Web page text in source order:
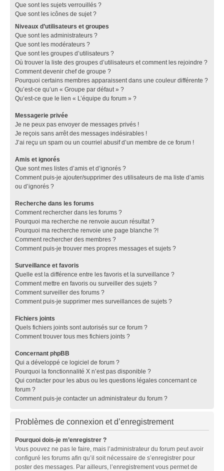
Que sont les sujets verrouillés ?
Que sont les icônes de sujet ?
Niveaux d’utilisateurs et groupes
Que sont les administrateurs ?
Que sont les modérateurs ?
Que sont les groupes d’utilisateurs ?
Où trouver la liste des groupes d’utilisateurs et comment les rejoindre ?
Comment devenir chef de groupe ?
Pourquoi certains membres apparaissent dans une couleur différente ?
Qu’est-ce qu’un « Groupe par défaut » ?
Qu’est-ce que le lien « L’équipe du forum » ?
Messagerie privée
Je ne peux pas envoyer de messages privés !
Je reçois sans arrêt des messages indésirables !
J’ai reçu un spam ou un courriel abusif d’un membre de ce forum !
Amis et ignorés
Que sont mes listes d’amis et d’ignorés ?
Comment puis-je ajouter/supprimer des utilisateurs de ma liste d’amis
ou d’ignorés ?
Recherche dans les forums
Comment rechercher dans les forums ?
Pourquoi ma recherche ne renvoie aucun résultat ?
Pourquoi ma recherche renvoie une page blanche ?!
Comment rechercher des membres ?
Comment puis-je trouver mes propres messages et sujets ?
Surveillance et favoris
Quelle est la différence entre les favoris et la surveillance ?
Comment mettre en favoris ou surveiller des sujets ?
Comment surveiller des forums ?
Comment puis-je supprimer mes surveillances de sujets ?
Fichiers joints
Quels fichiers joints sont autorisés sur ce forum ?
Comment trouver tous mes fichiers joints ?
Concernant phpBB
Qui a développé ce logiciel de forum ?
Pourquoi la fonctionnalité X n’est pas disponible ?
Qui contacter pour les abus ou les questions légales concernant ce
forum ?
Comment puis-je contacter un administrateur du forum ?
Problèmes de connexion et d’enregistrement
Pourquoi dois-je m’enregistrer ?
Vous pouvez ne pas le faire, mais l’administrateur du forum peut avoir
configuré les forums afin qu’il soit nécessaire de s’enregistrer pour
poster des messages. Par ailleurs, l’enregistrement vous permet de